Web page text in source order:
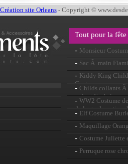
Création site Orleans- Copyright ©
Tout pour la fête
- Monsieur
- Sac Ã main
- Kiddy King
Costume
- Childs collants Ã
noir et Fuchsia
- WW2 Costume
de la garde
- Elf Costume
- Maquillage
- Costume Juliette
- Perruque rose